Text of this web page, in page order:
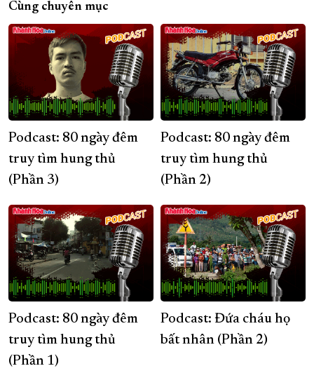
Cùng chuyên mục
Podcast: 80 ngày đêm
truy tìm hung thủ
(Phần 3)
Podcast: 80 ngày đêm
truy tìm hung thủ
(Phần 2)
Podcast: 80 ngày đêm
truy tìm hung thủ
(Phần 1)
Podcast: Đứa cháu họ
bất nhân (Phần 2)